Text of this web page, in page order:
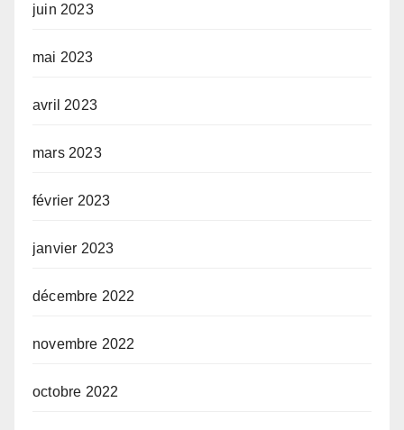
juin 2023
mai 2023
avril 2023
mars 2023
février 2023
janvier 2023
décembre 2022
novembre 2022
octobre 2022